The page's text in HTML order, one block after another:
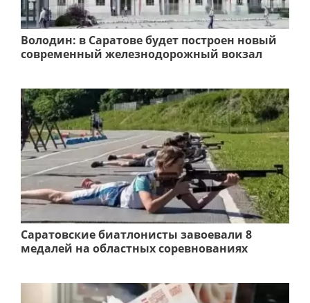
Володин: в Саратове будет построен новый
современный железнодорожный вокзал
Саратовские биатлонисты завоевали 8
медалей на областных соревнованиях